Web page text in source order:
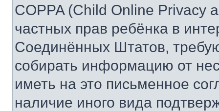
COPPA (Child Online Privacy
частных прав ребёнка в
Соединённых Штатов,
собирать информацию от
иметь на это письменное
наличие иного вида